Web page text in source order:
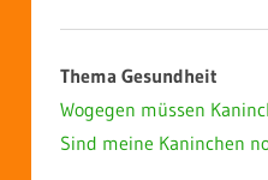
Thema Gesundheit
Wogegen müssen
Sind meine Kaninchen